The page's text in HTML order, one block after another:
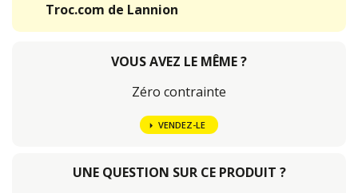
Troc.com de Lannion
VOUS AVEZ LE MÊME ?
Zéro contrainte
VENDEZ-LE
UNE QUESTION SUR CE PRODUIT ?